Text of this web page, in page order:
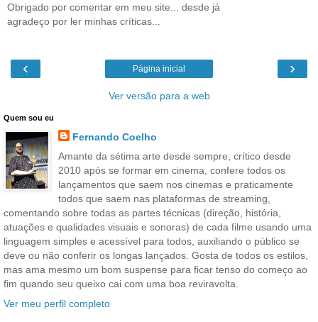
Obrigado por comentar em meu site... desde já
agradeço por ler minhas críticas...
‹ ›
Página inicial
Ver versão para a web
Quem sou eu
Fernando Coelho
Amante da sétima arte desde sempre, crítico desde
2010 após se formar em cinema, confere todos os
lançamentos que saem nos cinemas e praticamente
todos que saem nas plataformas de streaming,
comentando sobre todas as partes técnicas (direção, história,
atuações e qualidades visuais e sonoras) de cada filme usando uma
linguagem simples e acessível para todos, auxiliando o público se
deve ou não conferir os longas lançados. Gosta de todos os estilos,
mas ama mesmo um bom suspense para ficar tenso do começo ao
fim quando seu queixo cai com uma boa reviravolta.
Ver meu perfil completo